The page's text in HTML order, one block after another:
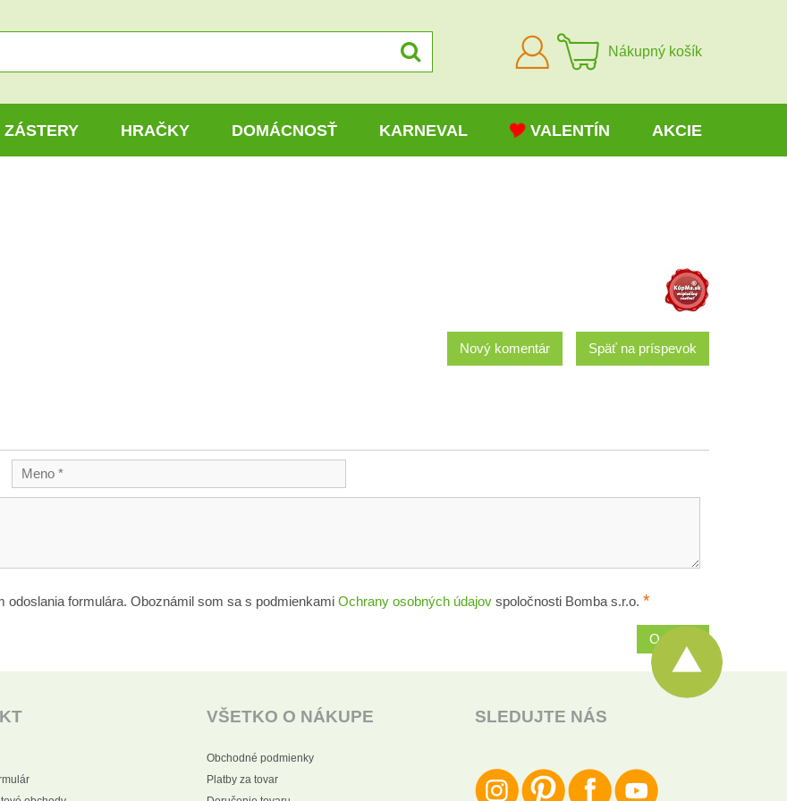
Prihlásiť
sa
Nákupný košík
ZÁSTERY HRAČKY DOMÁCNOSŤ KARNEVAL VALENTÍN AKCIE
Späť na príspevok
Nový komentár
formulára. Oboznámil som sa s podmienkami Ochrany osobných údajov spoločnosti Bomba s.r.o. *
Odoslať
VŠETKO O NÁKUPE
Obchodné podmienky
Platby za tovar
SLEDUJTE NÁS